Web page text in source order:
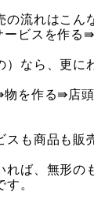
流れはこん
ビスを作る
）なら、更に
物を作る⇛店
スも商品も販
れば、無形の
。